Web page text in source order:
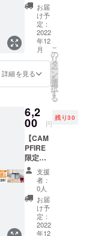
製品：
Mサイ
ズ×2 カ
ラー：
グレー×
ピンク
格
¥8,920(
税・送
料込み)
のとこ
ろ、30
セット
限定で
18%OF
Fの
税・送
料込み)
にて承
りま
す。
【セッ
ト内
容】 完
成した
製品：
Mサイ
ズ×2 カ
ラー：
お届
け予
定：
2022
年12
月
詳細を見る
こ
の
リ
タ
ー
ン
を
選
択
す
る
6,2
00 円
残り30
【CAM
PFIRE
限定価
格】一
般販売
予定価
格
¥8,920(
税・送
料込み)
支援
者：
0人
お届
け予
定：
2022
年12